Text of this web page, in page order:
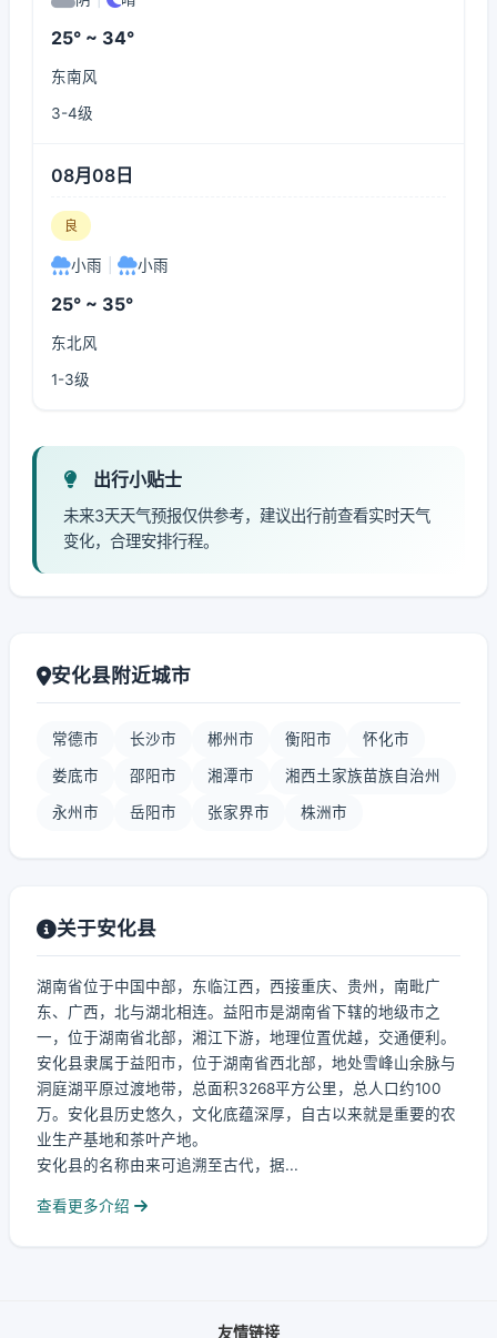
25° ~ 34°
东南风
3-4级
08月08日
良
小雨 小雨
25° ~ 35°
东北风
1-3级
出行小贴士
未来3天天气预报仅供参考，建议出行前查看实时天气
变化，合理安排行程。
安化县附近城市
常德市 长沙市 郴州市 衡阳市 怀化市
娄底市 邵阳市 湘潭市 湘西土家族苗族自治州
永州市 岳阳市 张家界市 株洲市
关于安化县
湖南省位于中国中部，东临江西，西接重庆、贵州，南毗广
东、广西，北与湖北相连。益阳市是湖南省下辖的地级市之
一，位于湖南省北部，湘江下游，地理位置优越，交通便利。
安化县隶属于益阳市，位于湖南省西北部，地处雪峰山余脉与
洞庭湖平原过渡地带，总面积3268平方公里，总人口约100
万。安化县历史悠久，文化底蕴深厚，自古以来就是重要的农
业生产基地和茶叶产地。
安化县的名称由来可追溯至古代，据...
查看更多介绍
友情链接